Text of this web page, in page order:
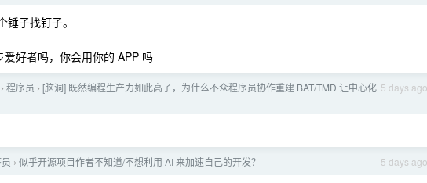
子找钉子。
好者吗，你会用你的 APP 吗
5 days ago
› 程序员 › [脑洞] 既然编程生产力如此高了，为什么不众程序员协作重建 BAT/TMD 让中心化
5 days ago
› 似乎开源项目作者不知道/不想利用 AI 来加速自己的开发？